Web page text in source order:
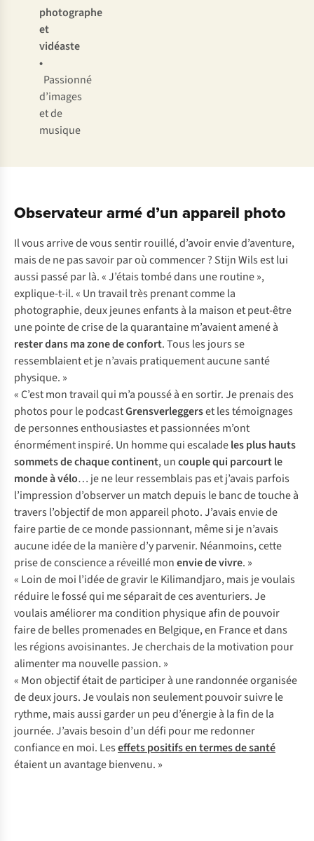
photographe
et
vidéaste
•
Passionné
d’images
et de
musique
Observateur armé d’un appareil photo
Il vous arrive de vous sentir rouillé, d’avoir envie d’aventure,
mais de ne pas savoir par où commencer ? Stijn Wils est lui
aussi passé par là. « J’étais tombé dans une routine »,
explique-t-il. « Un travail très prenant comme la
photographie, deux jeunes enfants à la maison et peut-être
une pointe de crise de la quarantaine m’avaient amené à
rester dans ma zone de confort. Tous les jours se
ressemblaient et je n’avais pratiquement aucune santé
physique. »
« C’est mon travail qui m’a poussé à en sortir. Je prenais des
photos pour le podcastGrensverleggerset les témoignages
de personnes enthousiastes et passionnées m’ont
énormément inspiré. Un homme qui escaladeles plus hauts
sommets de chaque continent, uncouple qui parcourt le
monde à vélo… je ne leur ressemblais pas et j’avais parfois
l’impression d’observer un match depuis le banc de touche à
travers l’objectif de mon appareil photo. J’avais envie de
faire partie de ce monde passionnant, même si je n’avais
aucune idée de la manière d’y parvenir. Néanmoins, cette
prise de conscience a réveillé monenvie de vivre. »
« Loin de moi l’idée de gravir le Kilimandjaro, mais je voulais
réduire le fossé qui me séparait de ces aventuriers. Je
voulais améliorer ma condition physique afin de pouvoir
faire de belles promenades en Belgique, en France et dans
les régions avoisinantes. Je cherchais de la motivation pour
alimenter ma nouvelle passion. »
« Mon objectif était de participer à une randonnée organisée
de deux jours. Je voulais non seulement pouvoir suivre le
rythme, mais aussi garder un peu d’énergie à la fin de la
journée. J’avais besoin d’un défi pour me redonner
confiance en moi. Leseffets positifs en termes de santé
étaient un avantage bienvenu. »